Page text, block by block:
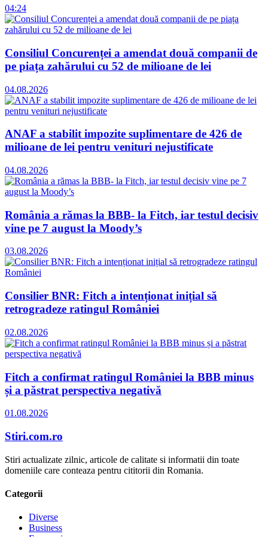
04:24
Consiliul Concurenței a amendat două companii de
pe piața zahărului cu 52 de milioane de lei
04.08.2026
ANAF a stabilit impozite suplimentare de 426 de
milioane de lei pentru venituri nejustificate
04.08.2026
România a rămas la BBB- la Fitch, iar testul decisiv
vine pe 7 august la Moody’s
03.08.2026
Consilier BNR: Fitch a intenționat inițial să
retrogradeze ratingul României
02.08.2026
Fitch a confirmat ratingul României la BBB minus
și a păstrat perspectiva negativă
01.08.2026
Stiri.com.ro
Stiri actualizate zilnic, articole de calitate si informatii din toate
domeniile care conteaza pentru cititorii din Romania.
Categorii
Diverse
Business